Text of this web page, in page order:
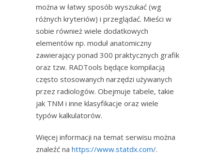
można w łatwy sposób wyszukać (wg
różnych kryteriów) i przeglądać. Mieści w
sobie również wiele dodatkowych
elementów np. moduł anatomiczny
zawierający ponad 300 praktycznych grafik
oraz tzw. RADTools będące kompilacją
często stosowanych narzędzi używanych
przez radiologów. Obejmuje tabele, takie
jak TNM i inne klasyfikacje oraz wiele
typów kalkulatorów.
Więcej informacji na temat serwisu można
znaleźć na https://www.statdx.com/.